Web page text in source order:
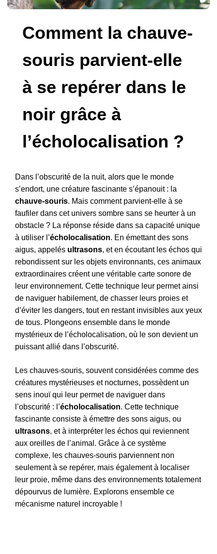
Comment la chauve-
souris parvient-elle
à se repérer dans le
noir grâce à
l’écholocalisation ?
Dans l’obscurité de la nuit, alors que le monde
s’endort, une créature fascinante s’épanouit : la
chauve-souris. Mais comment parvient-elle à se
faufiler dans cet univers sombre sans se heurter à un
obstacle ? La réponse réside dans sa capacité unique
à utiliser l’écholocalisation. En émettant des sons
aigus, appelés ultrasons, et en écoutant les échos qui
rebondissent sur les objets environnants, ces animaux
extraordinaires créent une véritable carte sonore de
leur environnement. Cette technique leur permet ainsi
de naviguer habilement, de chasser leurs proies et
d’éviter les dangers, tout en restant invisibles aux yeux
de tous. Plongeons ensemble dans le monde
mystérieux de l’écholocalisation, où le son devient un
puissant allié dans l’obscurité.
Les chauves-souris, souvent considérées comme des
créatures mystérieuses et nocturnes, possèdent un
sens inouï qui leur permet de naviguer dans
l’obscurité : l’écholocalisation. Cette technique
fascinante consiste à émettre des sons aigus, ou
ultrasons, et à interpréter les échos qui reviennent
aux oreilles de l’animal. Grâce à ce système
complexe, les chauves-souris parviennent non
seulement à se repérer, mais également à localiser
leur proie, même dans des environnements totalement
dépourvus de lumière. Explorons ensemble ce
mécanisme naturel incroyable !